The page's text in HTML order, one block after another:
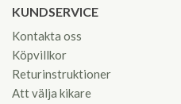
KUNDSERVICE
Kontakta oss
Köpvillkor
Returinstruktioner
Att välja kikare